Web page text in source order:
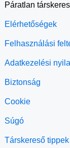
Páratlan
Elérhetőségek
Felhasználási
Adatkezelési
Biztonság
Cookie
Súgó
Társkereső tippek